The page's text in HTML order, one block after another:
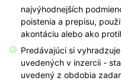
najvýhodnejších
poistenia a prepisu,
akontáciu alebo ako
Predávajúci si
uvedených v inzercii -
uvedený z obdobia